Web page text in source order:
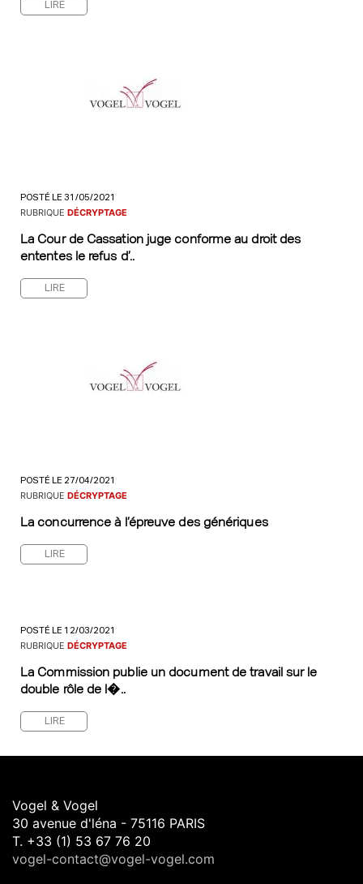
LIRE
POSTÉ LE 31/05/2021
RUBRIQUE DÉCRYPTAGE
La Cour de Cassation juge conforme au droit des
ententes le refus d’..
LIRE
POSTÉ LE 27/04/2021
RUBRIQUE DÉCRYPTAGE
La concurrence à l’épreuve des génériques
LIRE
POSTÉ LE 12/03/2021
RUBRIQUE DÉCRYPTAGE
La Commission publie un document de travail sur le
double rôle de l�..
LIRE
Vogel & Vogel
30 avenue d'léna - 75116 PARIS
T. +33 (1) 53 67 76 20
vogel-contact@vogel-vogel.com